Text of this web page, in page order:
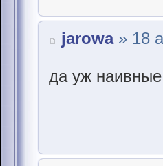
jarowa» 18
да уж наивные